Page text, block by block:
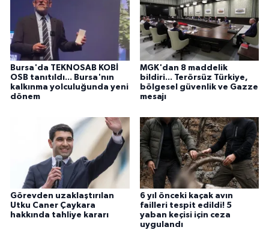
Bursa'da TEKNOSAB KOBİ
OSB tanıtıldı... Bursa'nın
kalkınma yolculuğunda yeni
dönem
MGK'dan 8 maddelik
bildiri... Terörsüz Türkiye,
bölgesel güvenlik ve Gazze
mesajı
Görevden uzaklaştırılan
Utku Caner Çaykara
hakkında tahliye kararı
6 yıl önceki kaçak avın
failleri tespit edildi! 5
yaban keçisi için ceza
uygulandı